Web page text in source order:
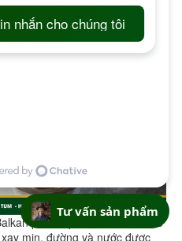
pha cà phê theo "kiểu Thổ
mịn, đường và nước được
Tư vấn sản phẩm